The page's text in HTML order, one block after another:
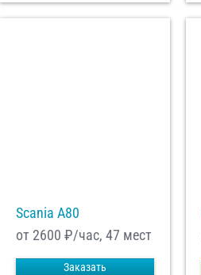
Scania A80
от 2600 ₽/час, 47 мест
Заказать